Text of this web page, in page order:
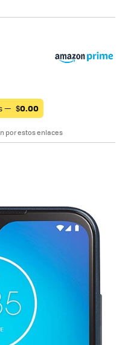
— $0.00
por estos enlaces